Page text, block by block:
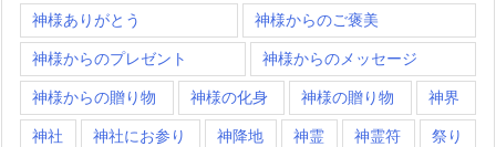
神様ありがとう 神様からのご褒美
神様からのプレゼント 神様からのメッセージ
神様からの贈り物 神様の化身 神様の贈り物 神界
神社 神社にお参り 神降地 神霊 神霊符 祭り